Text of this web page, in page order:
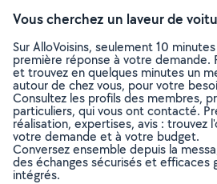
Vous cherchez un laveur de
Sur AlloVoisins, seulement 10
première réponse à votre demande.
et trouvez en quelques minutes un
autour de chez vous, pour votre
Consultez les profils des membres,
particuliers, qui vous ont contacté.
réalisation, expertises, avis : trouvez
votre demande et à votre budget.
Conversez ensemble depuis la
des échanges sécurisés et efficaces
intégrés.